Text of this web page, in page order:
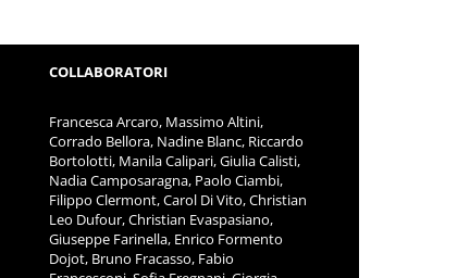
COLLABORATORI
Francesca Arcaro, Massimo Altini,
Corrado Bellora, Nadine Blanc, Riccardo
Bortolotti, Manila Calipari, Giulia Calisti,
Nadia Camposaragna, Paolo Ciambi,
Filippo Clermont, Carol Di Vito, Christian
Leo Dufour, Christian Evaspasiano,
Giuseppe Farinella, Enrico Formento
Dojot, Bruno Fracasso, Fabio